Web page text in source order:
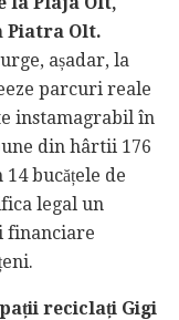
Piatra Olt.
așadar, la
parcuri reale
instamagrabil în
din hârtii 176
bucățele de
legal un
financiare
reciclați Gigi